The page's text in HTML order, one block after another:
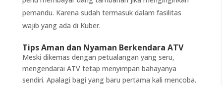
pemandu. Karena sudah termasuk dalam fasilitas
wajib yang ada di Kuber.
Tips Aman dan Nyaman Berkendara ATV
Meski dikemas dengan petualangan yang seru,
mengendarai ATV tetap menyimpan bahayanya
sendiri. Apalagi bagi yang baru pertama kali mencoba.